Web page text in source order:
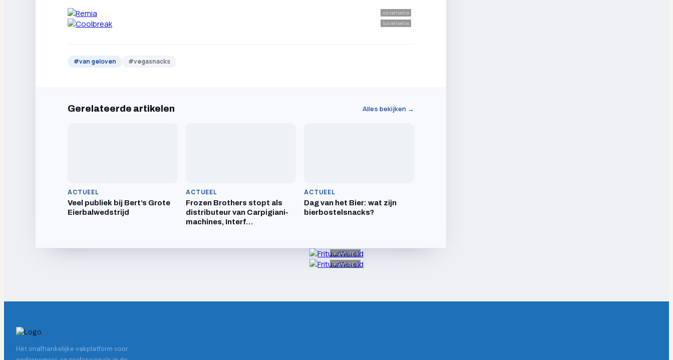
Advertentie
Advertentie
#van geloven #vegasnacks
Gerelateerde artikelen Alles bekijken →
ACTUEEL
Veel publiek bij Bert’s Grote
Eierbalwedstrijd
ACTUEEL
Frozen Brothers stopt als
distributeur van Carpigiani-
machines, Interf…
ACTUEEL
Dag van het Bier: wat zijn
bierbostelsnacks?
Advertentie
Advertentie
Hét onafhankelijke vakplatform voor